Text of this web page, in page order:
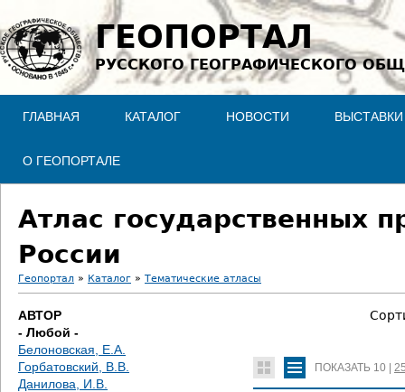
Jump to navigation
ГЕОПОРТАЛ
РУССКОГО ГЕОГРАФИЧЕСКОГО
ГЛАВНАЯ КАТАЛОГ НОВОСТИ ВЫСТАВКИ
О ГЕОПОРТАЛЕ
Атлас государственных
России
В
ы
з
Геопортал » Каталог » Тематические атласы
АВТОР
- Любой -
Белоновская, Е.А.
Горбатовский, В.В.
Данилова, И.В.
ПОКАЗАТЬ 10